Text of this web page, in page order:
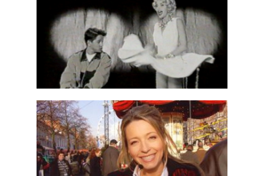
Moneygram
Book 4 – Multitop
Book